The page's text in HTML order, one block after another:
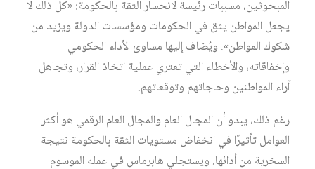
المبحوثين، مسببات رئيسة لانحسار الثقة بالحكومة: «كل ذلك لا
يجعل المواطن يثق في الحكومات ومؤسسات الدولة ويزيد من
شكوك المواطن». ويُضاف إليها مساوئ الأداء الحكومي
وإخفاقاته، والأخطاء التي تعتري عملية اتخاذ القرار، وتجاهل
آراء المواطنين وحاجاتهم وتوقعاتهم.
رغم ذلك، يبدو أن المجال العام والمجال العام الرقمي هو أكثر
العوامل تأثيرًا في انخفاض مستويات الثقة بالحكومة نتيجة
السخرية من أدائها. ويستجلي هابرماس في عمله الموسوم